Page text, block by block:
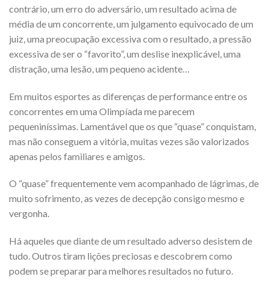
contrário, um erro do adversário, um resultado acima de
média de um concorrente, um julgamento equivocado de um
juiz, uma preocupação excessiva com o resultado, a pressão
excessiva de ser o “favorito”, um deslise inexplicável, uma
distração, uma lesão, um pequeno acidente…
Em muitos esportes as diferenças de performance entre os
concorrentes em uma Olimpíada me parecem
pequeniníssimas. Lamentável que os que “quase” conquistam,
mas não conseguem a vitória, muitas vezes são valorizados
apenas pelos familiares e amigos.
O “quase” frequentemente vem acompanhado de lágrimas, de
muito sofrimento, as vezes de decepção consigo mesmo e
vergonha.
Há aqueles que diante de um resultado adverso desistem de
tudo. Outros tiram lições preciosas e descobrem como
podem se preparar para melhores resultados no futuro.